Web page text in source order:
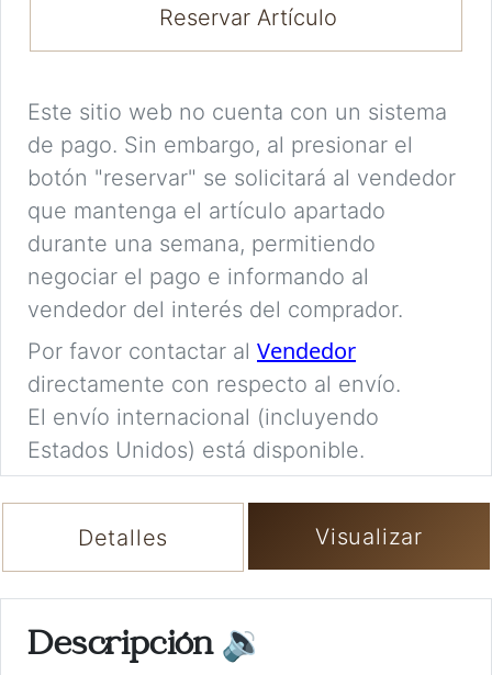
Reservar Artículo
Este sitio web no cuenta con un sistema
de pago. Sin embargo, al presionar el
botón "reservar" se solicitará al vendedor
que mantenga el artículo apartado
durante una semana, permitiendo
negociar el pago e informando al
vendedor del interés del comprador.
Por favor contactar al Vendedor
directamente con respecto al envío.
El envío internacional (incluyendo
Estados Unidos) está disponible.
Detalles Visualizar
Descripción 🔉